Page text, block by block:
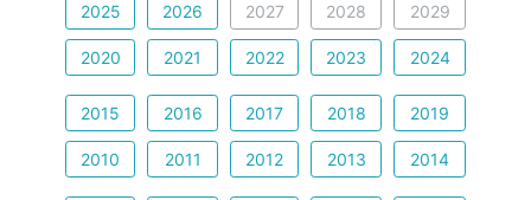
2025 2026 2027 2028 2029
2020 2021 2022 2023 2024
2015 2016 2017 2018 2019
2010 2011 2012 2013 2014